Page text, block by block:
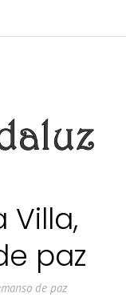
Villa,
paz
de paz